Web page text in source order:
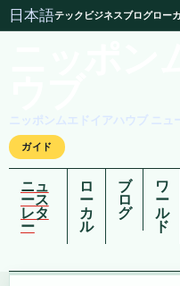
日本語テック ビジネスブログロー
ニッポンムエドイアハウブ ニュ
ガイド
ニュ
ース
レタ
ー
ロ
ー
カ
ル
ブ
ロ
グ
ワ
ー
ル
ド